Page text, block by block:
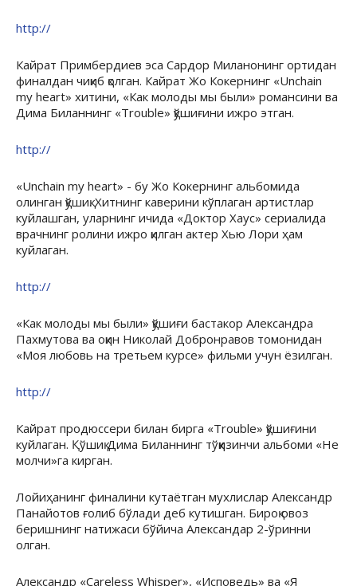
http://
Кайрат Примбердиев эса Сардор Миланонинг ортидан
финалдан чиқиб қолган. Кайрат Жо Кокернинг «Unchain
my heart» хитини, «Как молоды мы были» романсини ва
Дима Биланнинг «Trouble» қўшиғини ижро этган.
http://
«Unchain my heart» - бу Жо Кокернинг альбомида
олинган қўшиқ. Хитнинг каверини кўплаган артистлар
куйлашган, уларнинг ичида «Доктор Хаус» сериалида
врачнинг ролини ижро қилган актер Хью Лори ҳам
куйлаган.
http://
«Как молоды мы были» қўшиғи бастакор Александра
Пахмутова ва оқин Николай Добронравов томонидан
«Моя любовь на третьем курсе» фильми учун ёзилган.
http://
Кайрат продюссери билан бирга «Trouble» қўшиғини
куйлаган. Қўшиқ Дима Биланнинг тўққизинчи альбоми «Не
молчи»га кирган.
Лойиҳанинг финалини кутаётган мухлислар Александр
Панайотов ғолиб бўлади деб кутишган. Бироқ овоз
беришнинг натижаси бўйича Александар 2-ўринни
олган.
Александр «Careless Whisper», «Исповедь» ва «Я